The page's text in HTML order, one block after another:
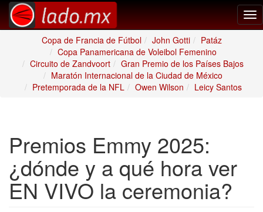
Copa de Francia de Fútbol
John Gotti
Patáz
Copa Panamericana de Voleibol Femenino
Circuito de Zandvoort
Gran Premio de los Países Bajos
Maratón Internacional de la Ciudad de México
Pretemporada de la NFL
Owen Wilson Leicy Santos
Premios Emmy 2025:
¿dónde y a qué hora ver
EN VIVO la ceremonia?